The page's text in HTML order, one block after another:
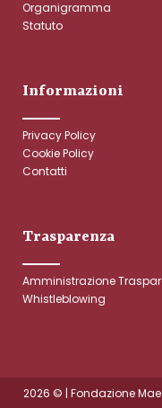
Organigramma
Statuto
Informazioni
Privacy Policy
Cookie Policy
Contatti
Trasparenza
Amministrazione
Whistleblowing
2026 © | Fondazione